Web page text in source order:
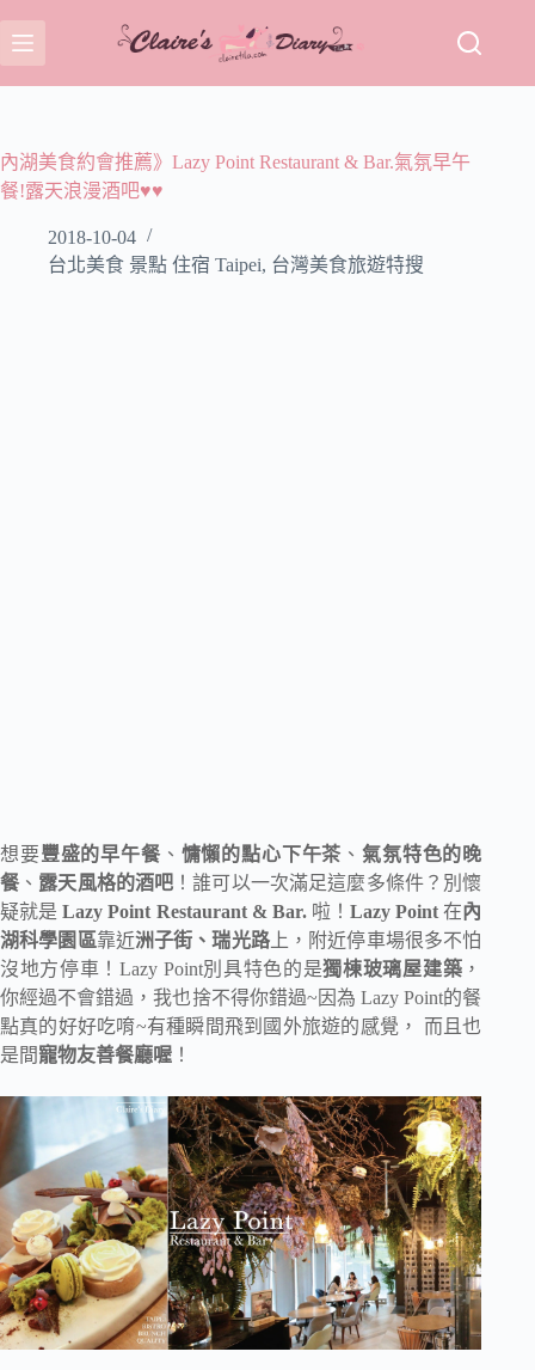
至
主
容
內湖美食約會推薦》Lazy Point Restaurant & Bar.氣氛早午
餐!露天浪漫酒吧♥♥
2018-10-04
台北美食 景點 住宿 Taipei, 台灣美食旅遊特搜
想要豐盛的早午餐 、 慵懶的點心下午茶 、氣氛特色的晚
餐 、 露天風格的酒吧 ！誰可以一次滿足這麼多條件？別懷
疑就是Lazy Point Restaurant & Bar. 啦！ Lazy Point在內
湖科學園區靠近洲子街、瑞光路上，附近停車場很多不怕
沒地方停車！Lazy Point別具特色的是獨棟玻璃屋建築 ，
你經過不會錯過，我也捨不得你錯過~因為 Lazy Point的餐
點真的好好吃唷~有種瞬間飛到國外旅遊的感覺， 而且也
是間寵物友善餐廳喔 ！